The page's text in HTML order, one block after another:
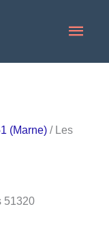
(Marne) / Les
51320